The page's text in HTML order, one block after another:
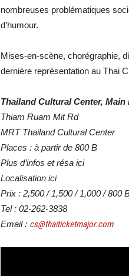
nombreuses problématiques
d’humour.
Mises-en-scène, chorégraphie,
dernière représentation au Thai
Thailand Cultural Center, Main
Thiam Ruam Mit Rd
MRT Thailand Cultural Center
Places : à partir de 800 B
Plus d’infos et résa ici
Localisation ici
Prix : 2,500 / 1,500 / 1,000 / 800
Tel : 02-262-3838
Email : cs@thaiticketmajor.com